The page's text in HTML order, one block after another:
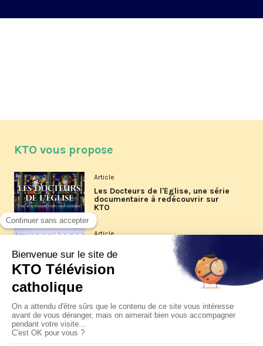
KTO vous propose
Article
Les Docteurs de l'Église, une série
documentaire à redécouvrir sur
KTO
Article
Les reportages d'été 2026 de KTO
La visite pastorale du pape Léon
XIV à Assise à suivre sur KTO le
jeudi 6 août